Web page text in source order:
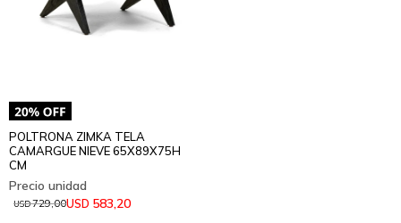
POLTRONA ZIMKA TELA
CAMARGUE NIEVE 65X89X75H
CM
USD 583,20
USD729,00